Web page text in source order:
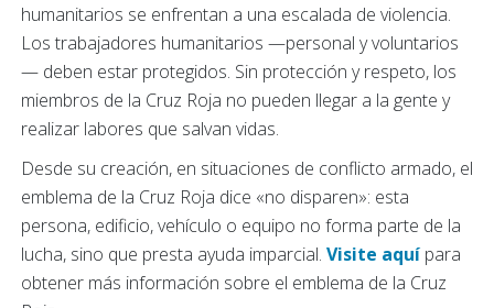
humanitarios se enfrentan a una escalada de violencia.
Los trabajadores humanitarios —personal y voluntarios
— deben estar protegidos. Sin protección y respeto, los
miembros de la Cruz Roja no pueden llegar a la gente y
realizar labores que salvan vidas.
Desde su creación, en situaciones de conflicto armado, el
emblema de la Cruz Roja dice «no disparen»: esta
persona, edificio, vehículo o equipo no forma parte de la
lucha, sino que presta ayuda imparcial. Visite aquí para
obtener más información sobre el emblema de la Cruz